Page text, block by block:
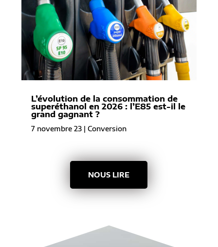
L’évolution de la consommation de
superéthanol en 2026 : l’E85 est-il le
grand gagnant ?
7 novembre 23| Conversion
NOUS LIRE